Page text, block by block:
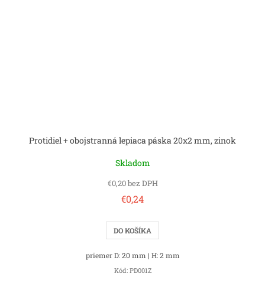
Protidiel + obojstranná lepiaca páska 20x2 mm, zinok
Skladom
€0,20 bez DPH
€0,24
DO KOŠÍKA
priemer D: 20 mm | H: 2 mm
Kód: PD001Z